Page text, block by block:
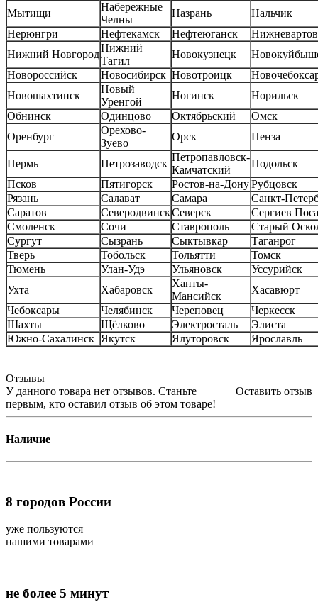
Мытищи
Набережные
Челны
Назрань
Нальчик
Нерюнгри
Нефтекамск Нефтеюганск
Нижний Новгород
Нижний
Тагил
Новокузнецк
Новороссийск
Новосибирск Новотроицк
Новошахтинск
Новый
Уренгой
Ногинск
Норильск
Обнинск
Одинцово Октябрьский
Омск
Оренбург
Орехово-
Зуево
Орск Пенза
Пермь Петрозаводск
Петропавловск-
Камчатский
Подольск
Псков
Пятигорск Ростов-на-ДонуРубцовск
Рязань
Салават Самара
Санкт-
Саратов
СеверодвинскСеверск
Сергиев
Смоленск
Сочи Ставрополь
Старый
Сургут
Сызрань Сыктывкар
Таганрог
Тверь
Тобольск Тольятти
Томск
Тюмень
Улан-Удэ Ульяновск
Уссурийск
Ухта
Хабаровск
Ханты-
Мансийск
Хасавюрт
Чебоксары
Челябинск Череповец
Черкесск
Шахты
Щёлково Электросталь
Элиста
Южно-Сахалинск Якутск Ялуторовск Ярославль
Отзывы
Оставить отзыв
У данного товара нет отзывов. Станьте
первым, кто оставил отзыв об этом товаре!
Наличие
8 городов России
уже пользуются
нашими товарами
не более 5 минут